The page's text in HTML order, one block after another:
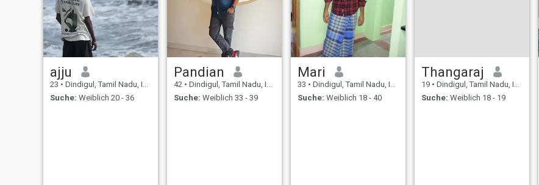
ajju
23 • Dindigul, Tamil Nadu, Indien
Suche: Weiblich 20 - 36
Pandian
42 • Dindigul, Tamil Nadu, Indien
Suche: Weiblich 33 - 39
Mari
33 • Dindigul, Tamil Nadu, Indien
Suche: Weiblich 18 - 40
Thangaraj
19 • Dindigul, Tamil Nadu, Indien
Suche: Weiblich 18 - 19